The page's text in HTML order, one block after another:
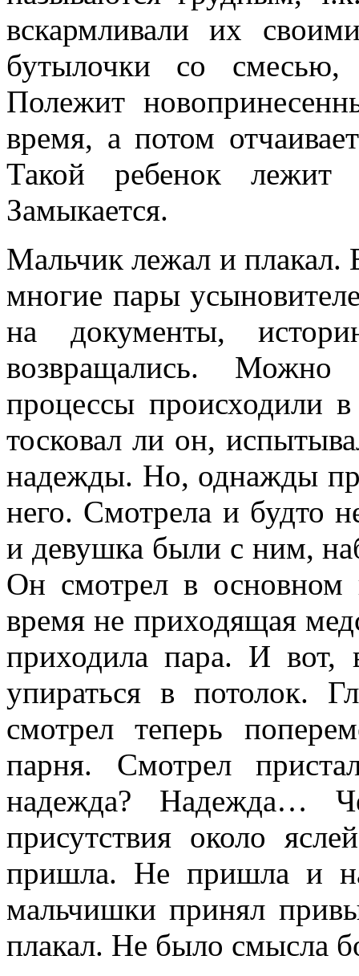
вскармливали их
бутылочки со смесью,
Полежит
время, а потом
Такой ребенок
Замыкается.
Мальчик лежал и плакал.
многие пары
на документы,
возвращались. Можно
процессы происходили
тосковал ли он,
надежды. Но, однажды
него. Смотрела и будто
и девушка были с ним,
Он смотрел в основном
время не приходящая
приходила пара. И вот,
упираться в потолок.
смотрел теперь
парня. Смотрел
надежда? Надежда…
присутствия около
пришла. Не пришла и
мальчишки принял
плакал. Не было смысла